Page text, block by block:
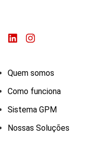
Quem somos
Como funciona
Sistema GPM
Nossas Soluções